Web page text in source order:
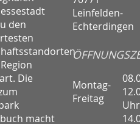
den
Die
macht
Leinfelden-
Echterdingen
Montag-
Freitag
Uhr